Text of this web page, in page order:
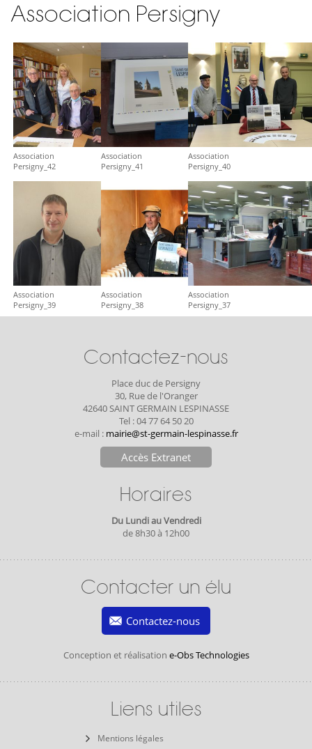
Association Persigny
Association
Persigny_42
Association
Persigny_41
Association
Persigny_40
Association
Persigny_39
Association
Persigny_38
Association
Persigny_37
Contactez-nous
Place duc de Persigny
30, Rue de l'Oranger
42640 SAINT GERMAIN LESPINASSE
Tel : 04 77 64 50 20
e-mail : mairie@st-germain-lespinasse.fr
Accès Extranet
Horaires
Du Lundi au Vendredi
de 8h30 à 12h00
Contacter un élu
Contactez-nous
Conception et réalisation e-Obs Technologies
Liens utiles
Mentions légales